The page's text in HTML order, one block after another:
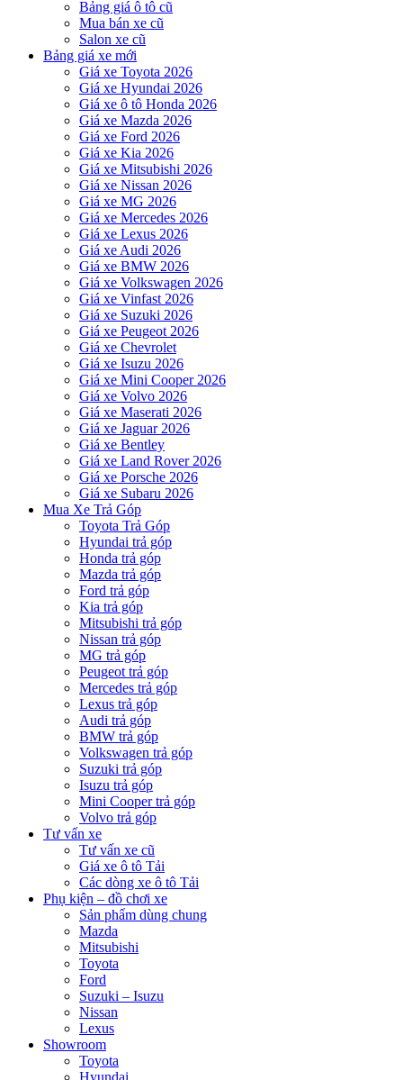
Bảng giá ô tô cũ
Mua bán xe cũ
Salon xe cũ
Bảng giá xe mới
Giá xe Toyota 2026
Giá xe Hyundai 2026
Giá xe ô tô Honda 2026
Giá xe Mazda 2026
Giá xe Ford 2026
Giá xe Kia 2026
Giá xe Mitsubishi 2026
Giá xe Nissan 2026
Giá xe MG 2026
Giá xe Mercedes 2026
Giá xe Lexus 2026
Giá xe Audi 2026
Giá xe BMW 2026
Giá xe Volkswagen 2026
Giá xe Vinfast 2026
Giá xe Suzuki 2026
Giá xe Peugeot 2026
Giá xe Chevrolet
Giá xe Isuzu 2026
Giá xe Mini Cooper 2026
Giá xe Volvo 2026
Giá xe Maserati 2026
Giá xe Jaguar 2026
Giá xe Bentley
Giá xe Land Rover 2026
Giá xe Porsche 2026
Giá xe Subaru 2026
Mua Xe Trả Góp
Toyota Trả Góp
Hyundai trả góp
Honda trả góp
Mazda trả góp
Ford trả góp
Kia trả góp
Mitsubishi trả góp
Nissan trả góp
MG trả góp
Peugeot trả góp
Mercedes trả góp
Lexus trả góp
Audi trả góp
BMW trả góp
Volkswagen trả góp
Suzuki trả góp
Isuzu trả góp
Mini Cooper trả góp
Volvo trả góp
Tư vấn xe
Tư vấn xe cũ
Giá xe ô tô Tải
Các dòng xe ô tô Tải
Phụ kiện – đồ chơi xe
Sản phẩm dùng chung
Mazda
Mitsubishi
Toyota
Ford
Suzuki – Isuzu
Nissan
Lexus
Showroom
Toyota
Hyundai